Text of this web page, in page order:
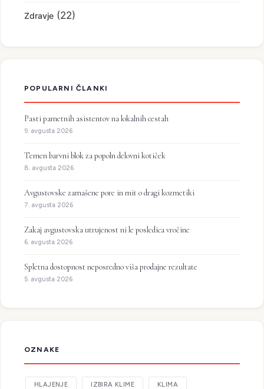
Zdravje (22)
POPULARNI ČLANKI
Pasti pametnih asistentov na lokalnih cestah
9. avgusta 2026
Temen barvni blok za popoln delovni kotiček
8. avgusta 2026
Avgustovske zamašene pore in mit o dragi kozmetiki
7. avgusta 2026
Zakaj avgustovska utrujenost ni le posledica vročine
6. avgusta 2026
Spletna dostopnost neposredno viša prodajne rezultate
5. avgusta 2026
OZNAKE
HLAJENJE IZBIRA KLIME KLIMA